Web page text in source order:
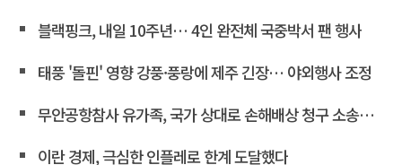
블랙핑크, 내일 10주년… 4인 완전체 국중박서 팬 행사
태풍 '돌핀' 영향 강풍·풍랑에 제주 긴장… 야외행사 조정
무안공항참사 유가족, 국가 상대로 손해배상 청구 소송한다
이란 경제, 극심한 인플레로 한계 도달했다